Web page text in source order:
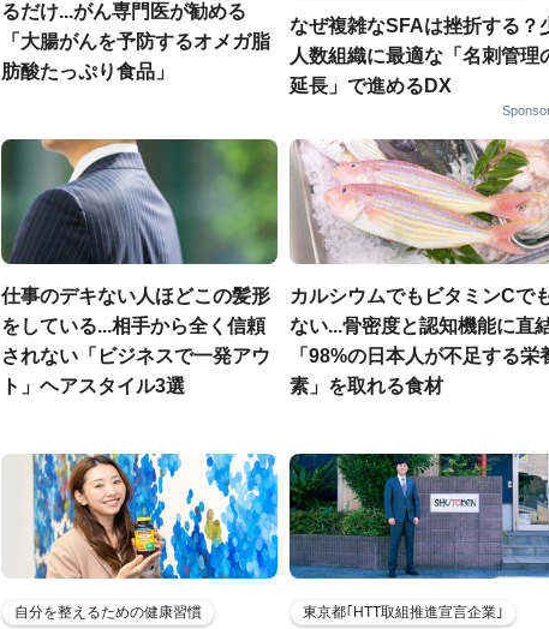
るだけ...がん専門医が勧める
「大腸がんを予防するオメガ脂
肪酸たっぷり食品」
なぜ複雑なSFAは挫折する？
人数組織に最適な「名刺管理
延長」で進めるDX
仕事のデキない人ほどこの髪形
をしている...相手から全く信頼
されない「ビジネスで一発アウ
ト」ヘアスタイル3選
カルシウムでもビタミンCで
ない...骨密度と認知機能に直
「98%の日本人が不足する栄
素」を取れる食材
自分を整えるための健康習慣 東京都｢HTT取組推進宣言企業｣